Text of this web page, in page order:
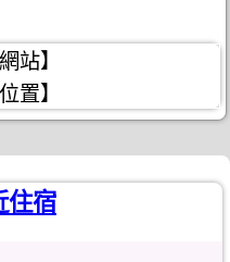
站】
置】
住宿